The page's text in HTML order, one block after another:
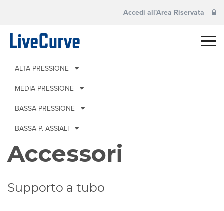
Accedi all'Area Riservata
ALTA PRESSIONE
MEDIA PRESSIONE
BASSA PRESSIONE
BASSA P. ASSIALI
Accessori
Supporto a tubo